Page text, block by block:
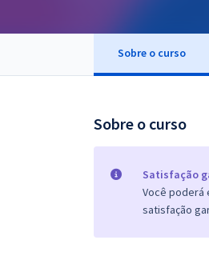
Sobre o curso
Sobre o curso
Satisfação
Você poderá
satisfação